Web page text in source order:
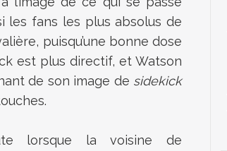
les fans les plus absolus de
puisqu’une bonne dose
est plus directif, et Watson
de son image de sidekick
lorsque la voisine de